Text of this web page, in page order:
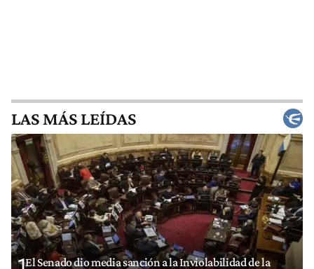
LAS MÁS LEÍDAS
El Senado dio media sanción a la Inviolabilidad de la